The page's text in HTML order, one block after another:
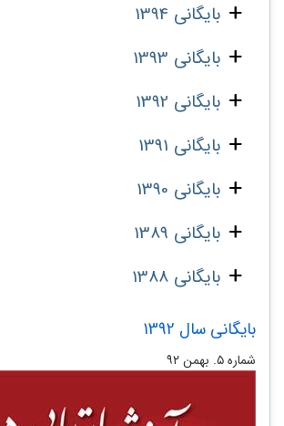
بایگانی 1394
بایگانی 1393
بایگانی 1392
بایگانی 1391
بایگانی 1390
بایگانی 1389
بایگانی 1388
بایگانی سال 1392
شماره ۵. بهمن ۹۲